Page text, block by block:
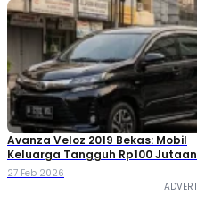
Avanza Veloz 2019 Bekas: Mobil
Keluarga Tangguh Rp100 Jutaan
27 Feb 2026